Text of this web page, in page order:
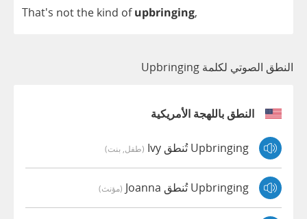
That's notthe kind of upbringing,
النطق الصوتي لكلمة Upbringing
النطق باللهجة الأمريكية
Upbringing تُنطق Ivy (طفل, بنت)
Upbringing تُنطق Joanna (مؤنث)